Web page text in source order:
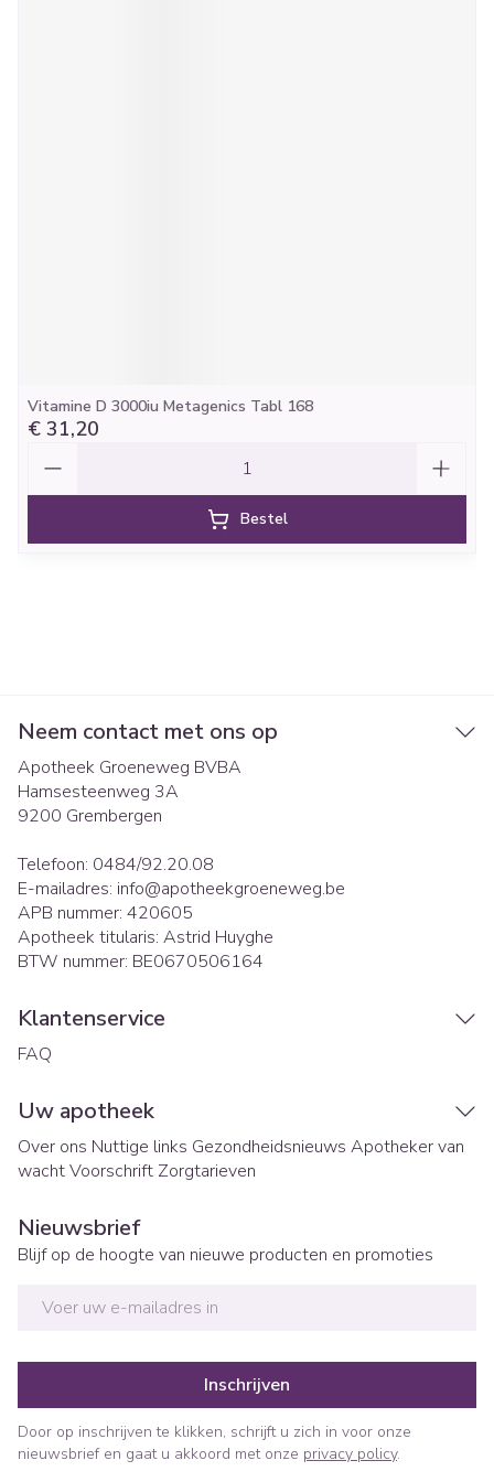
Vitamine D 3000iu Metagenics Tabl 168
€ 31,20
Bestel
Neem contact met ons op
Apotheek Groeneweg BVBA
Hamsesteenweg 3A
9200 Grembergen
Telefoon: 0484/92.20.08
E-mailadres: info@apotheekgroeneweg.be
APB nummer: 420605
Apotheek titularis: Astrid Huyghe
BTW nummer: BE0670506164
Klantenservice
FAQ
Uw apotheek
Over ons Nuttige links Gezondheidsnieuws Apotheker van
wachtVoorschrift Zorgtarieven
Nieuwsbrief
Blijf op de hoogte van nieuwe producten en promoties
Inschrijven
Door op inschrijven te klikken, schrijft u zich in voor onze
nieuwsbrief en gaat u akkoord met onze privacy policy.